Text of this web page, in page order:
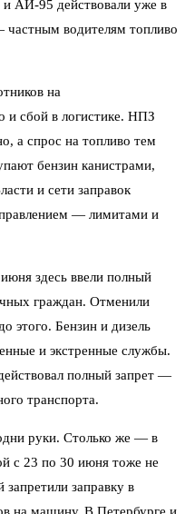
АИ-95 действовали уже в
водителям топливо
на
и сбой в логистике. НПЗ
а спрос на топливо тем
бензин канистрами,
и сети заправок
— лимитами и
здесь ввели полный
граждан. Отменили
этого. Бензин и дизель
и экстренные службы.
полный запрет —
транспорта.
руки. Столько же — в
с 23 по 30 июня тоже не
заправку в